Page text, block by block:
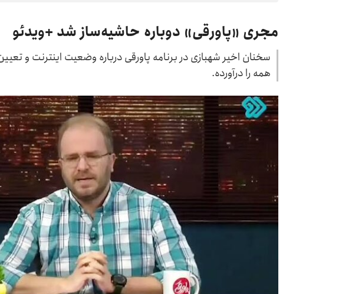
مجری «پاورقی» دوباره حاشیه‌ساز شد +ویدئو
سخنان اخیر شهبازی در برنامه پاورقی درباره وضعیت اینترنت و
همه را درآورده.